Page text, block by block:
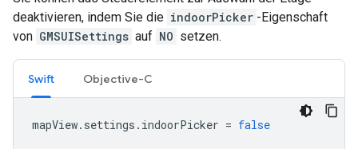
deaktivieren, indem Sie die indoorPicker -Eigenschaft
von GMSUISettings auf NO setzen.
Swift Objective-C
mapView. settings . indoorPicker = false